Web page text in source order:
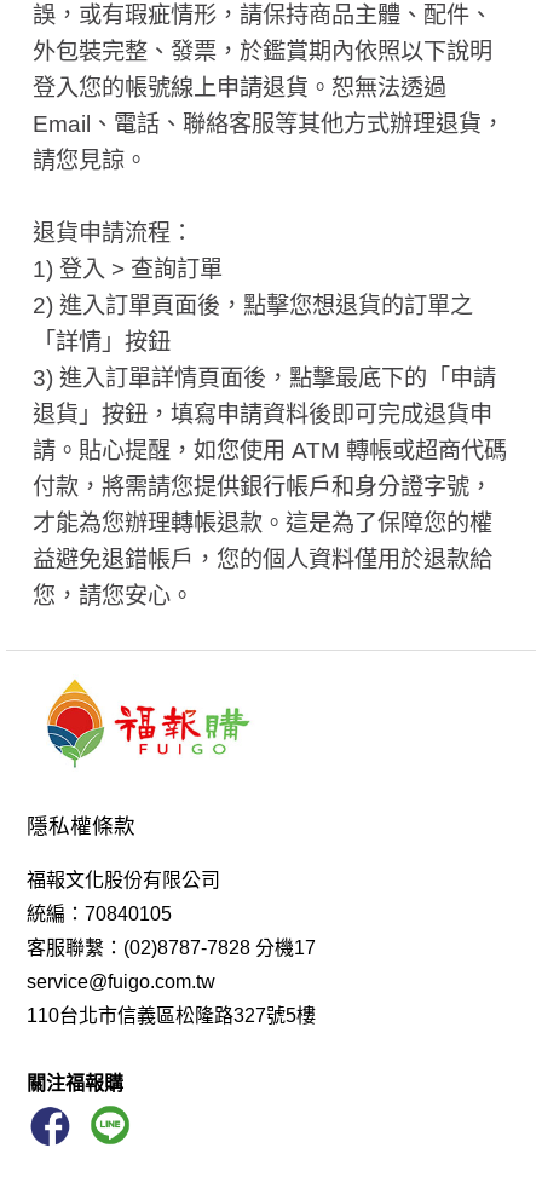
誤，或有瑕疵情形，請保持商品主體、配件、
外包裝完整、發票，於鑑賞期內依照以下說明
登入您的帳號線上申請退貨。恕無法透過
Email、電話、聯絡客服等其他方式辦理退貨，
請您見諒。
退貨申請流程：
1) 登入 > 查詢訂單
2) 進入訂單頁面後，點擊您想退貨的訂單之
「詳情」按鈕
3) 進入訂單詳情頁面後，點擊最底下的「申請
退貨」按鈕，填寫申請資料後即可完成退貨申
請。貼心提醒，如您使用 ATM 轉帳或超商代碼
付款，將需請您提供銀行帳戶和身分證字號，
才能為您辦理轉帳退款。這是為了保障您的權
益避免退錯帳戶，您的個人資料僅用於退款給
您，請您安心。
隱私權條款
福報文化股份有限公司
統編：70840105
客服聯繫：(02)8787-7828 分機17
service@fuigo.com.tw
110台北市信義區松隆路327號5樓
關注福報購